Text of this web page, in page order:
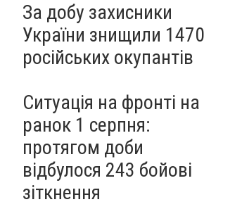
За добу захисники
України знищили 1470
російських окупантів
Ситуація на фронті на
ранок 1 серпня:
протягом доби
відбулося 243 бойові
зіткнення